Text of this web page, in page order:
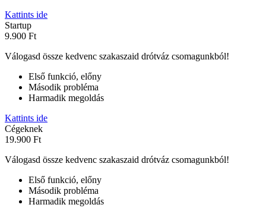
Kattints ide
Startup
9.900 Ft
Válogasd össze kedvenc szakaszaid drótváz csomagunkból!
Első funkció, előny
Második probléma
Harmadik megoldás
Kattints ide
Cégeknek
19.900 Ft
Válogasd össze kedvenc szakaszaid drótváz csomagunkból!
Első funkció, előny
Második probléma
Harmadik megoldás